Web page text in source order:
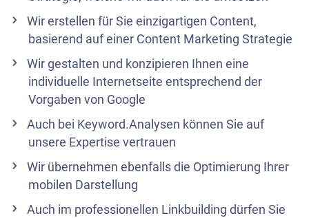
Wir erstellen für Sie einzigartigen Content,
basierend auf einer Content Marketing Strategie
Wir gestalten und konzipieren Ihnen eine
individuelle Internetseite entsprechend der
Vorgaben von Google
Auch bei Keyword.Analysen können Sie auf
unsere Expertise vertrauen
Wir übernehmen ebenfalls die Optimierung Ihrer
mobilen Darstellung
Auch im professionellen Linkbuilding dürfen Sie